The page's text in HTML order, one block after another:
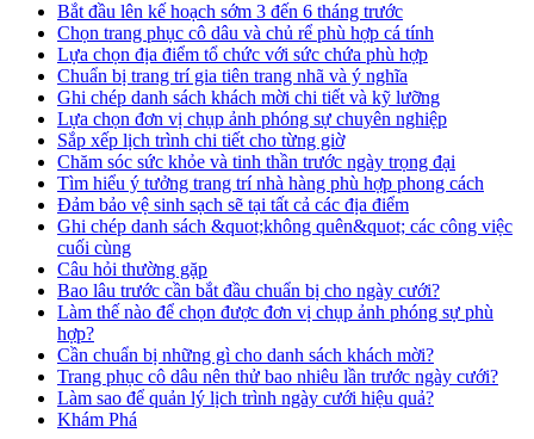
Bắt đầu lên kế hoạch sớm 3 đến 6 tháng trước
Chọn trang phục cô dâu và chủ rể phù hợp cá tính
Lựa chọn địa điểm tổ chức với sức chứa phù hợp
Chuẩn bị trang trí gia tiên trang nhã và ý nghĩa
Ghi chép danh sách khách mời chi tiết và kỹ lưỡng
Lựa chọn đơn vị chụp ảnh phóng sự chuyên nghiệp
Sắp xếp lịch trình chi tiết cho từng giờ
Chăm sóc sức khỏe và tinh thần trước ngày trọng đại
Tìm hiểu ý tưởng trang trí nhà hàng phù hợp phong cách
Đảm bảo vệ sinh sạch sẽ tại tất cả các địa điểm
Ghi chép danh sách &quot;không quên&quot; các công việc
cuối cùng
Câu hỏi thường gặp
Bao lâu trước cần bắt đầu chuẩn bị cho ngày cưới?
Làm thế nào để chọn được đơn vị chụp ảnh phóng sự phù
hợp?
Cần chuẩn bị những gì cho danh sách khách mời?
Trang phục cô dâu nên thử bao nhiêu lần trước ngày cưới?
Làm sao để quản lý lịch trình ngày cưới hiệu quả?
Khám Phá